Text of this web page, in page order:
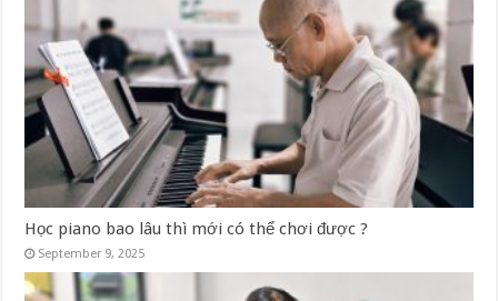
Học piano bao lâu thì mới có thể chơi được ?
September 9, 2025